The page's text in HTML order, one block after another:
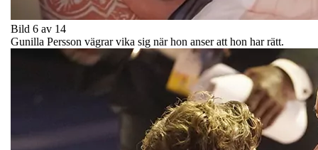
Bild 6 av 14
Gunilla Persson vägrar vika sig när hon anser att hon har rätt.